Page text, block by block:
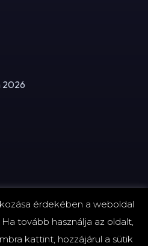
2026
érdekében a weboldal
tovább használja az oldalt,
kattint, hozzájárul a sütik